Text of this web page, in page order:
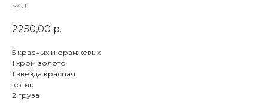
SKU:
2250,00 р.
5 красных и оранжевых
1 хром золото
1 звезда красная
котик
2 груза